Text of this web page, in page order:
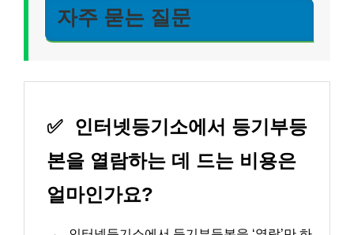
자주 묻는 질문
✅
인터넷등기소에서 등기부등
본을 열람하는 데 드는 비용은
얼마인가요?